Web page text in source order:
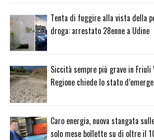
Tenta di fuggire alla vista della
droga: arrestato 28enne a Udine
Siccità sempre più grave in Friuli
Regione chiede lo stato
Caro energia, nuova stangata
solo mese bollette su di oltre il